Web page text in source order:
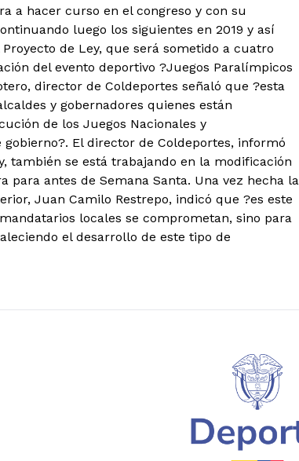
a hacer curso en el congreso y con su
luego los siguientes en 2019 y así
de Ley, que será sometido a cuatro
del evento deportivo ?Juegos Paralímpicos
director de Coldeportes señaló que ?esta
y gobernadores quienes están
de los Juegos Nacionales y
El director de Coldeportes, informó
también se está trabajando en la modificación
para antes de Semana Santa. Una vez hecha la
Juan Camilo Restrepo, indicó que ?es este
locales se comprometan, sino para
el desarrollo de este tipo de